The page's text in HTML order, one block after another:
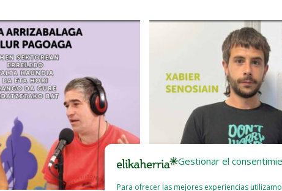
Gestionar el
Para ofrecer las mejores experiencias